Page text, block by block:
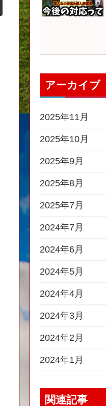
アーカイブ
2025年11月
2025年10月
2025年9月
2025年8月
2025年7月
2024年7月
2024年6月
2024年5月
2024年4月
2024年3月
2024年2月
2024年1月
関連記事